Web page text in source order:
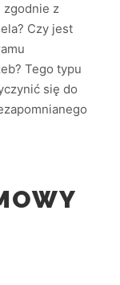
zgodnie z
Czy jest
Tego typu
się do